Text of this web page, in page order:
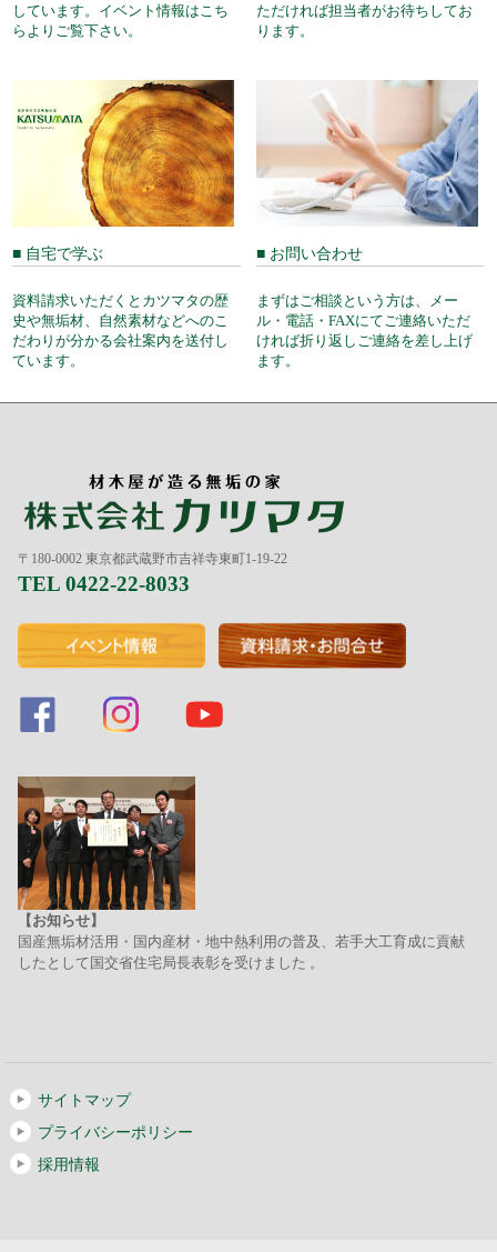
しています。イベント情報はこち
らよりご覧下さい。
ただければ担当者がお待ちしてお
ります。
■ 自宅で学ぶ
資料請求いただくとカツマタの歴
史や無垢材、自然素材などへのこ
だわりが分かる会社案内を送付し
ています。
■ お問い合わせ
まずはご相談という方は、メー
ル・電話・FAXにてご連絡いただ
ければ折り返しご連絡を差し上げ
ます。
〒180-0002 東京都武蔵野市吉祥寺東町1-19-22
TEL 0422-22-8033
【お知らせ】
国産無垢材活用・国内産材・地中熱利用の普及、若手大工育成に貢献
したとして国交省住宅局長表彰を受けました 。
サイトマップ
プライバシーポリシー
採用情報